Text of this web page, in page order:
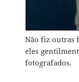
Não fiz outras
eles
fotografados.